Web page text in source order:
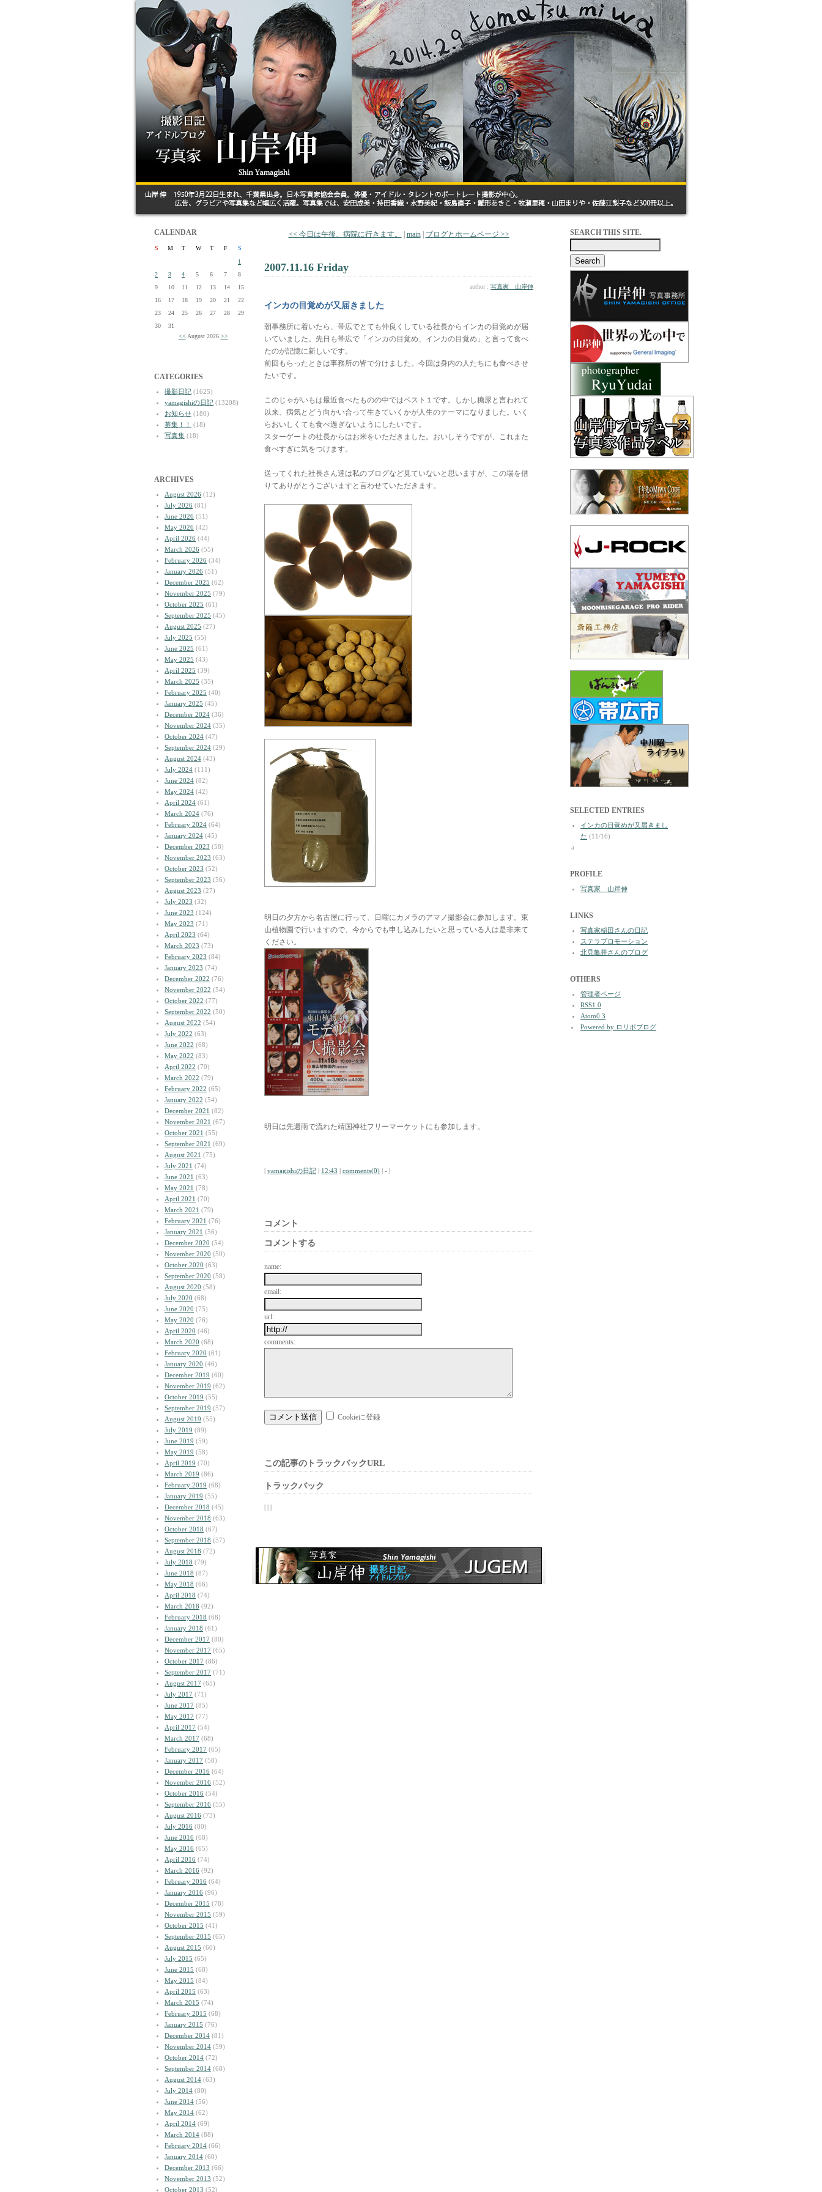
CALENDAR
S M T W T F
S
1
2
3 4 5 6 7
8
9
10 11 12 13 14
15
16
17 18 19 20 21
22
23
24 25 26 27 28
29
30
31
<< August 2026 >>
CATEGORIES
撮影日記 (1625)
yamagishiの日記 (13208)
お知らせ (180)
募集！！
(18)
写真集 (18)
ARCHIVES
August 2026 (12)
July 2026 (81)
June 2026 (51)
May 2026 (42)
April 2026 (44)
March 2026 (55)
February 2026 (34)
January 2026 (51)
December 2025 (62)
November 2025 (79)
October 2025 (61)
September 2025 (45)
August 2025 (27)
July 2025 (55)
June 2025 (61)
May 2025 (43)
April 2025 (39)
March 2025 (35)
February 2025 (40)
January 2025 (45)
December 2024 (36)
November 2024 (35)
October 2024 (47)
September 2024 (29)
August 2024 (43)
July 2024 (111)
June 2024 (82)
May 2024 (42)
April 2024 (61)
March 2024 (76)
February 2024 (64)
January 2024 (45)
December 2023 (58)
November 2023 (63)
October 2023 (52)
September 2023 (56)
August 2023 (27)
July 2023 (32)
June 2023 (124)
May 2023 (71)
April 2023 (64)
March 2023 (73)
February 2023 (84)
January 2023 (74)
December 2022 (76)
November 2022 (54)
October 2022 (77)
September 2022 (50)
August 2022 (54)
July 2022 (63)
June 2022 (68)
May 2022 (83)
April 2022 (70)
March 2022 (79)
February 2022 (65)
January 2022 (54)
December 2021 (82)
November 2021 (67)
October 2021 (55)
September 2021 (69)
August 2021 (75)
July 2021 (74)
June 2021 (63)
May 2021 (78)
April 2021 (70)
March 2021 (79)
February 2021 (76)
January 2021 (56)
December 2020 (54)
November 2020 (50)
October 2020 (63)
September 2020 (58)
August 2020 (58)
July 2020 (68)
June 2020 (75)
May 2020 (76)
April 2020 (46)
March 2020 (68)
February 2020 (61)
January 2020 (46)
December 2019 (60)
November 2019 (62)
October 2019 (55)
September 2019 (57)
August 2019 (55)
July 2019 (89)
June 2019 (59)
May 2019 (58)
April 2019 (70)
March 2019 (86)
February 2019 (68)
January 2019 (55)
December 2018 (45)
November 2018 (63)
October 2018 (67)
September 2018 (57)
August 2018 (72)
July 2018 (79)
June 2018 (87)
May 2018 (66)
April 2018 (74)
March 2018 (92)
February 2018 (68)
January 2018 (61)
December 2017 (80)
November 2017 (65)
October 2017 (86)
September 2017 (71)
August 2017 (65)
July 2017 (71)
June 2017 (85)
May 2017 (77)
April 2017 (54)
March 2017 (68)
February 2017 (65)
January 2017 (58)
December 2016 (64)
November 2016 (52)
October 2016 (54)
September 2016 (55)
August 2016 (73)
July 2016 (80)
June 2016 (68)
May 2016 (65)
April 2016 (74)
March 2016 (92)
February 2016 (64)
January 2016 (96)
December 2015 (78)
November 2015 (59)
October 2015 (41)
September 2015 (65)
August 2015 (60)
July 2015 (65)
June 2015 (68)
May 2015 (84)
April 2015 (63)
March 2015 (74)
February 2015 (68)
January 2015 (76)
December 2014 (81)
November 2014 (59)
October 2014 (72)
September 2014 (68)
August 2014 (63)
July 2014 (80)
June 2014 (56)
May 2014 (62)
April 2014 (69)
March 2014 (88)
February 2014 (66)
January 2014 (60)
December 2013 (66)
November 2013 (52)
October 2013 (52)
<< 今日は午後、病院に行きます。 main| ブログとホームページ >>
2007.11.16 Friday
author : 写真家 山岸伸
インカの目覚めが又届きました
朝事務所に着いたら、帯広でとても仲良くしている社長からインカの目覚めが届
いていました。先日も帯広で「インカの目覚め、インカの目覚め」と言って食べ
たのが記憶に新しいです。
前回もらったときは事務所の皆で分けました。今回は身内の人たちにも食べさせ
たいです。
このじゃがいもは最近食べたものの中ではベスト１です。しかし糖尿と言われて
以来、病気とどう向かい合って生きていくかが人生のテーマになりました。いく
らおいしくても食べ過ぎないようにしたいです。
スターゲートの社長からはお米をいただきました。おいしそうですが、これまた
食べすぎに気をつけます。
送ってくれた社長さん達は私のブログなど見ていないと思いますが、この場を借
りてありがとうございますと言わせていただきます。
明日の夕方から名古屋に行って、日曜にカメラのアマノ撮影会に参加します。東
山植物園で行いますので、今からでも申し込みしたいと思っている人は是非来て
ください。
明日は先週雨で流れた靖国神社フリーマーケットにも参加します。
| yamagishiの日記 | 12:43 | comments(0) | - |
コメント
コメントする
name:
email:
url:
comments:
Cookieに登録
この記事のトラックバックURL
トラックバック
| | |
SEARCH THIS SITE.
SELECTED ENTRIES
インカの目覚めが又届きまし
た (11/16)
a
PROFILE
写真家 山岸伸
LINKS
写真家稲田さんの日記
ステラプロモーション
北見亀井さんのブログ
OTHERS
管理者ページ
RSS1.0
Atom0.3
Powered by ロリポブログ